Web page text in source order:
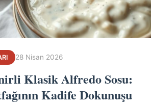
28 Nisan 2026
Klasik Alfredo Sosu:
Kadife Dokunuşu